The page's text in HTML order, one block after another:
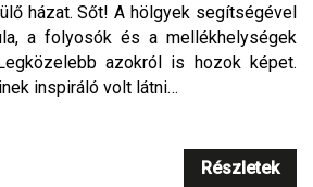
házat. Sőt! A hölgyek segítségével
a folyosók és a mellékhelységek
azokról is hozok képet.
inspiráló volt látni…
Részletek